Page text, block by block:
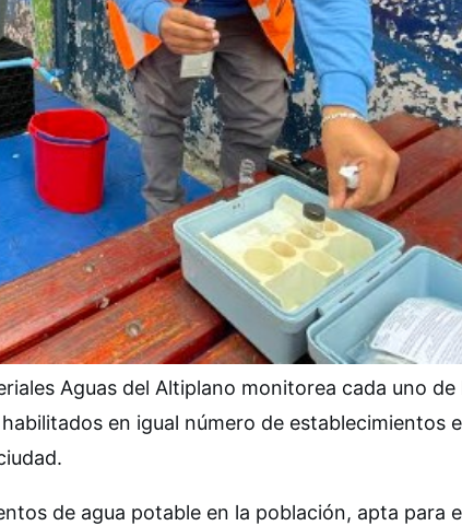
Aguas del Altiplano monitorea cada uno
en igual número de establecimientos
de agua potable en la población, apta para